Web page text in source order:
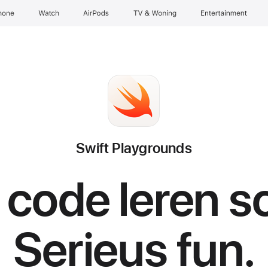
Watch AirPods TV & Woning Entertainment
Swift Playgrounds
leren
Serieus fun.